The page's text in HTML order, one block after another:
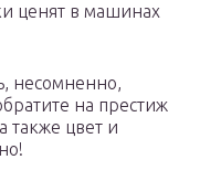
ценят в машинах
несомненно,
на престиж
также цвет и